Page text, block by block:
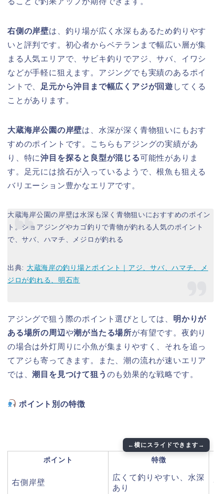
右側の岸壁は、釣り場が広く水深もあるため釣りやす
いと評判です。初心者からベテランまで幅広い層が集
まる人気エリアで、サビキ釣りでアジ、サバ、イワシ
などが手軽に狙えます。アジングでも実績のあるポイ
ントで、
足元から沖目まで幅広くアジが回遊 してくる
ことがあります。
大蔵海岸公園の岸壁は、水深が深く青物狙いにもおす
すめのポイントです。こちらもアジングの実績があ
り、特に沖目を探ると良型が混じる可能性がありま
す。足元には捨石が入っているようで、根魚も狙える
バリエーション豊かなエリアです。
大蔵海岸公園の岸壁は水深も深く青物狙いにおすすめのポイン
ト。ショアジングやカゴ釣りで青物が釣れる人気のポイント
で、サバ、ハマチ、メジロが釣れる
出典: 大蔵海岸の釣り場とポイント｜アジ、サバ、ハマチ、メ
ジロが釣れる、明石市
アジングで狙う際のポイント選びとしては、 明かりが
ある場所の周辺や潮が当たる場所が有望です。夜釣り
の場合は外灯周りに小魚が集まりやすく、それを追っ
てアジも寄ってきます。また、潮の流れが速いエリア
では、潮目を見つけて狙う のも効果的な戦略です。
ポイント別の特徴
ポイント 特徴
右側岸壁
広くて釣りやすい、水深
あり
◎